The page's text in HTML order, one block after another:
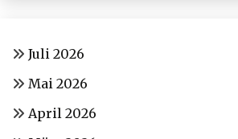
Juli 2026
Mai 2026
April 2026